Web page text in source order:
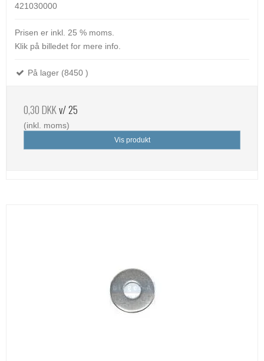
421030000
Prisen er inkl. 25 % moms.
Klik på billedet for mere info.
På lager (8450 )
0,30 DKKv/ 25
(inkl. moms)
Vis produkt